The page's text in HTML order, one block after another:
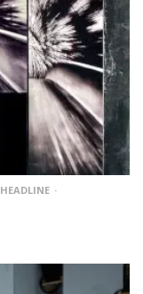
HEADLINE